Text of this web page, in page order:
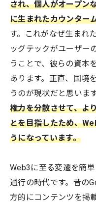
され、個人がオープン
に生まれたカウンター
す。これがなぜ生まれ
ッグテックがユーザー
うことで、彼らの資本
あります。正直、国境
うのが現状だと思います
権力を分散させて、よ
とを目指したため、
うになっています。
Web3に至る変遷を簡
通行の時代です。昔の
方的にコンテンツを掲